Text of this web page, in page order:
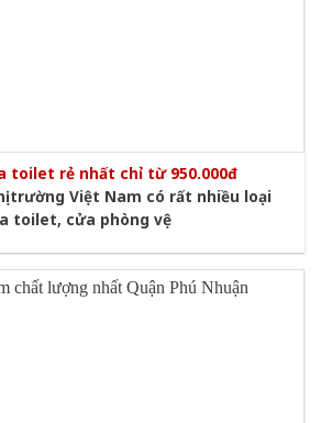
toilet rẻ nhất chỉ từ 950.000đ
trường Việt Nam có rất nhiều loại
toilet, cửa phòng vệ